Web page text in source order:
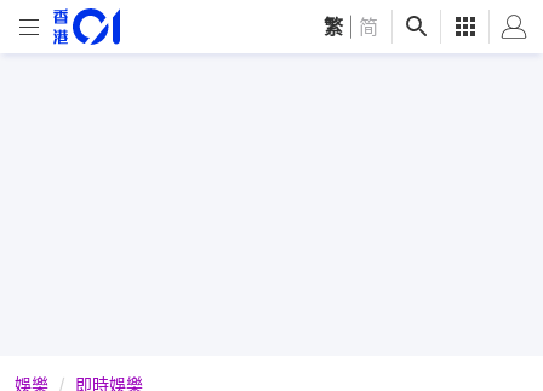
繁 简
娛樂 即時娛樂